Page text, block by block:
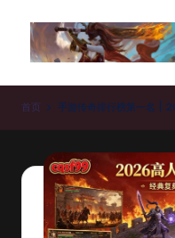
开
奇
私
服
首页 手游传奇排行榜第一名 |